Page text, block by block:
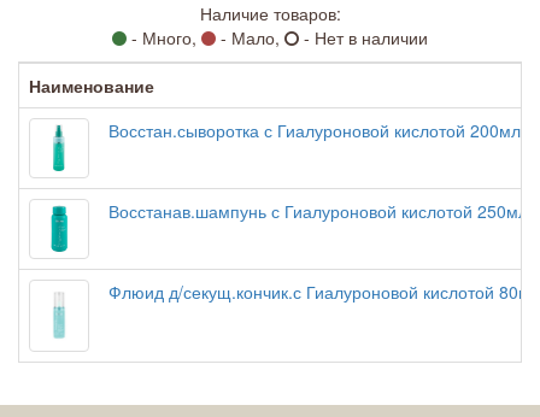
Наличие товаров:
- Много,
- Мало,
- Нет в наличии
Наименование
Восстан.сыворотка с Гиалуроновой кислотой 200мл
Восстанав.шампунь с Гиалуроновой кислотой 250мл
Флюид д/секущ.кончик.с Гиалуроновой кислотой 80мл